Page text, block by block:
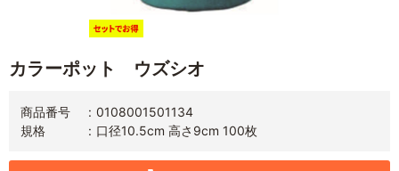
カラーポット ウズシオ
商品番号
0108001501134
規格
口径10.5cm 高さ9cm 100枚